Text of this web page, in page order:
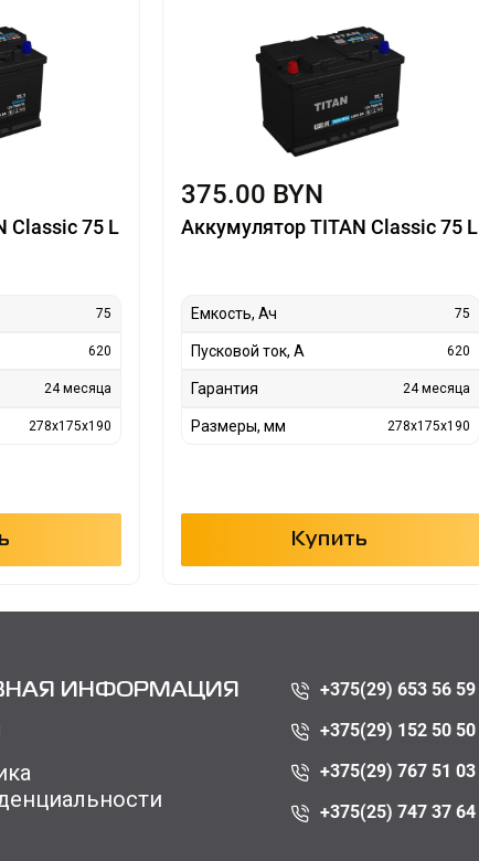
Classic 75 L
75
620
24 месяца
278х175х190
375.00 BYN
Аккумулятор TITAN Classic 75 L
Емкость, Ач 75
Пусковой ток, А 620
Гарантия 24 месяца
Размеры, мм 278х175х190
Купить
ИНФОРМАЦИЯ
+375(29) 653 56 59
+375(29) 152 50 50
+375(29) 767 51 03
+375(25) 747 37 64